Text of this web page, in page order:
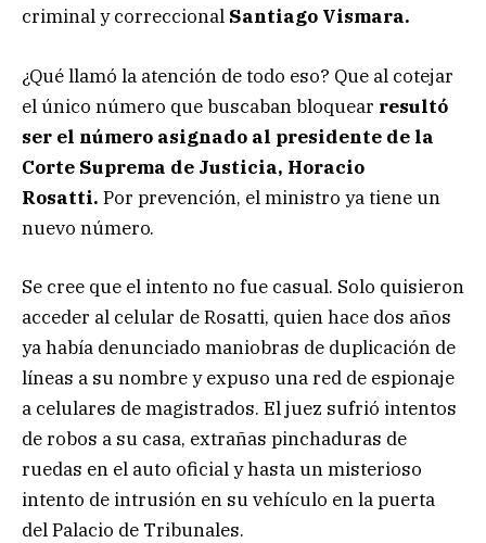
criminal y correccional Santiago Vismara.
¿Qué llamó la atención de todo eso? Que al cotejar
el único número que buscaban bloquear resultó
ser el número asignado al presidente de la
Corte Suprema de Justicia, Horacio
Rosatti. Por prevención, el ministro ya tiene un
nuevo número.
Se cree que el intento no fue casual. Solo quisieron
acceder al celular de Rosatti, quien hace dos años
ya había denunciado maniobras de duplicación de
líneas a su nombre y expuso una red de espionaje
a celulares de magistrados. El juez sufrió intentos
de robos a su casa, extrañas pinchaduras de
ruedas en el auto oficial y hasta un misterioso
intento de intrusión en su vehículo en la puerta
del Palacio de Tribunales.